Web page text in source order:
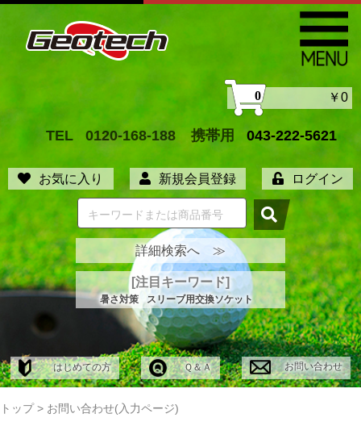
TEL 0120-168-188 携帯用 043-222-5621
お気に入り 新規会員登録 ログイン
0 ￥0
詳細検索へ ≫
[注目キーワード]
暑さ対策 スリーブ用交換ソケット
はじめての方 Ｑ＆Ａ お問い合わせ
トップ > お問い合わせ(入力ページ)